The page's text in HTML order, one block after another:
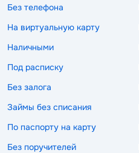
Без телефона
На виртуальную карту
Наличными
Под расписку
Без залога
Займы без списания
По паспорту на карту
Без поручителей